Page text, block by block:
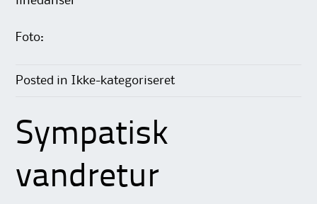
Foto:
Posted in Ikke-kategoriseret
Sympatisk
vandretur